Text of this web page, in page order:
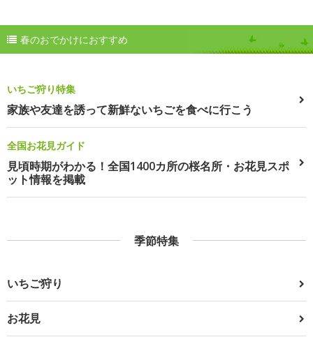
春のおでかけにおすすめ
いちご狩り特集
家族や友達を誘って新鮮ないちごを食べに行こう
全国お花見ガイド
見頃時期がわかる！全国1400カ所の桜名所・お花見スポ
ット情報を掲載
季節特集
いちご狩り
お花見